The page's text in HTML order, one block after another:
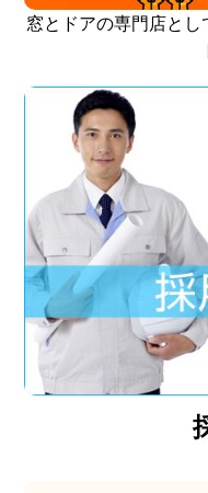
窓とドアの専門店とし